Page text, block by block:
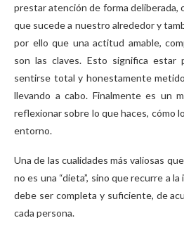
prestar atención de forma deliberada,
que sucede a nuestro alrededor y
por ello que una actitud amable,
son las claves. Esto significa estar
sentirse total y honestamente
llevando a cabo. Finalmente es un
reflexionar sobre lo que haces, cómo
entorno.
Una de las cualidades más valiosas
no es una “dieta”, sino que recurre a
debe ser completa y suficiente, de
cada persona.